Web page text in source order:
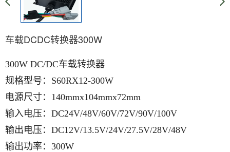
车载DCDC转换器300W
300W DC/DC车载转换器
规格型号：S60RX12-300W
电源尺寸：140mmx104mmx72mm
输入电压：DC24V/48V/60V/72V/90V/100V
输出电压：DC12V/13.5V/24V/27.5V/28V/48V
输出功率：300W